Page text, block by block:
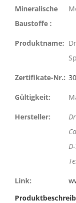
Mineralische
Baustoffe :
Produktname:
Zertifikate-Nr.:
Gültigkeit:
Hersteller:
Link: